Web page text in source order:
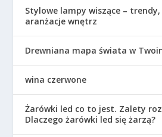
Stylowe lampy wiszące –
aranżacje wnętrz
Drewniana mapa świata w
wina czerwone
Żarówki led co to jest. Zalety
Dlaczego żarówki led się żarzą?